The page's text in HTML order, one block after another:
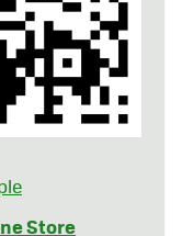
Store